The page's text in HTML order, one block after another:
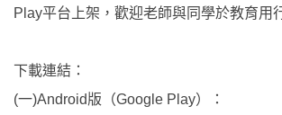
Play平台上架，歡迎老師與同學於教育用
下載連結：
(一)Android版（Google Play）：